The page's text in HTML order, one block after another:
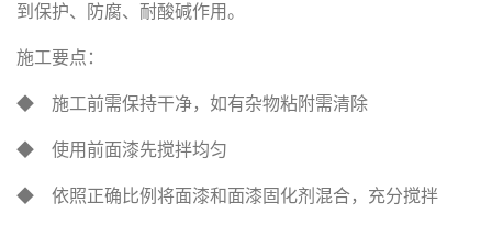
到保护、防腐、耐酸碱作用。
施工要点：
◆ 施工前需保持干净，如有杂物粘附需清除
◆ 使用前面漆先搅拌均匀
◆ 依照正确比例将面漆和面漆固化剂混合，充分搅拌